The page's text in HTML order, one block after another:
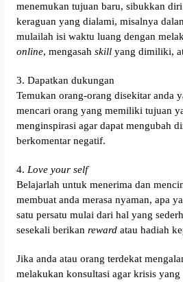
menemukan tujuan baru, sibukkan
keraguan yang dialami, misalnya
mulailah isi waktu luang dengan
online, mengasah skill yang dimiliki,
3. Dapatkan dukungan
Temukan orang-orang disekitar anda
mencari orang yang memiliki tujuan
menginspirasi agar dapat mengubah
berkomentar negatif.
4. Love your self
Belajarlah untuk menerima dan
membuat anda merasa nyaman, apa
satu persatu mulai dari hal yang
sesekali berikan reward atau hadiah
Jika anda atau orang terdekat
melakukan konsultasi agar krisis